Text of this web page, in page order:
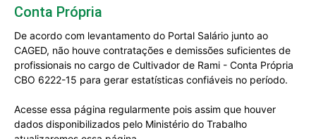
Conta Própria
De acordo com levantamento do Portal Salário junto ao
CAGED, não houve contratações e demissões suficientes de
profissionais no cargo de Cultivador de Rami - Conta Própria
CBO 6222-15 para gerar estatísticas confiáveis no período.
Acesse essa página regularmente pois assim que houver
dados disponibilizados pelo Ministério do Trabalho